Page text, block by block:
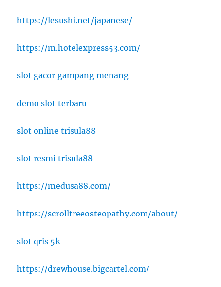
https://lesushi.net/japanese/
https://m.hotelexpress53.com/
slot gacor gampang menang
demo slot terbaru
slot online trisula88
slot resmi trisula88
https://medusa88.com/
https://scrolltreeosteopathy.com/about/
slot qris 5k
https://drewhouse.bigcartel.com/